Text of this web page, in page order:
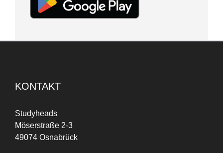
KONTAKT
Studyheads
Möserstraße 2-3
49074 Osnabrück